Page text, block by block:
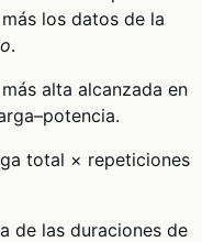
los datos de la
.
alta alcanzada en
total × repeticiones
de las duraciones de